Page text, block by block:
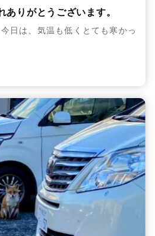
ありがとうございます。
日は、気温も低くとても寒かっ